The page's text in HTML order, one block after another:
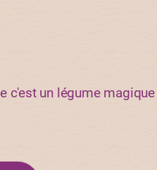
c'est un légume magique